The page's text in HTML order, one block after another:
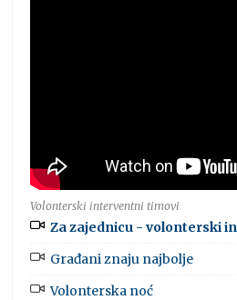
Volonterski interventni timovi
Za zajednicu - volonterski
Građani znaju najbolje
Volonterska noć